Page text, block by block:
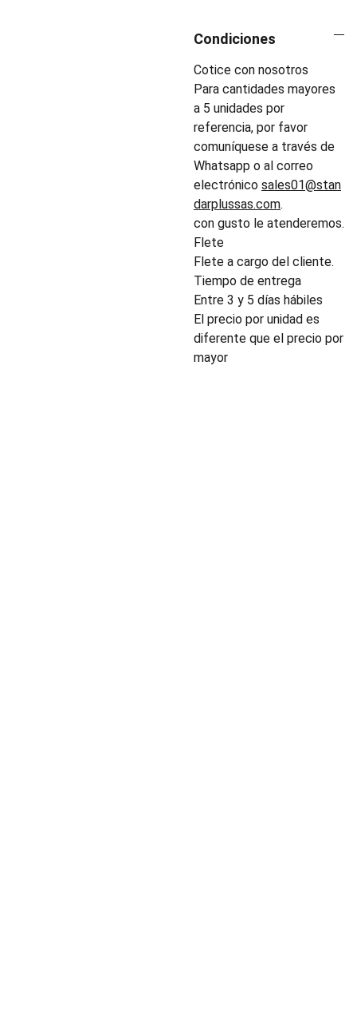
Condiciones
Cotice con nosotros
Para cantidades mayores
a 5 unidades por
referencia, por favor
comuníquese a través de
Whatsapp o al correo
electrónico sales01@stan
darplussas.com.
con gusto le atenderemos.
Flete
Flete a cargo del cliente.
Tiempo de entrega
Entre 3 y 5 días hábiles
El precio por unidad es
diferente que el precio por
mayor